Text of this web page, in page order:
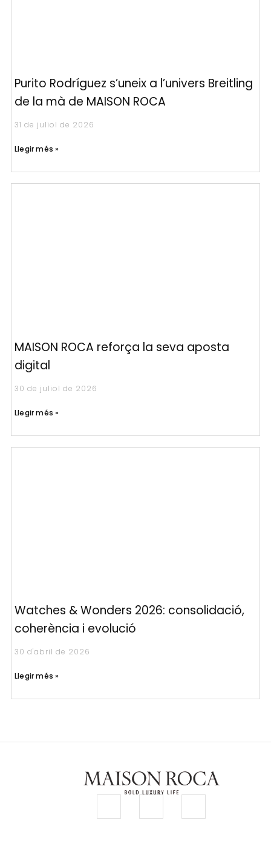
Purito Rodríguez s’uneix a l’univers Breitling
de la mà de MAISON ROCA
31 de juliol de 2026
Llegir més »
MAISON ROCA reforça la seva aposta
digital
30 de juliol de 2026
Llegir més »
Watches & Wonders 2026: consolidació,
coherència i evolució
30 d'abril de 2026
Llegir més »